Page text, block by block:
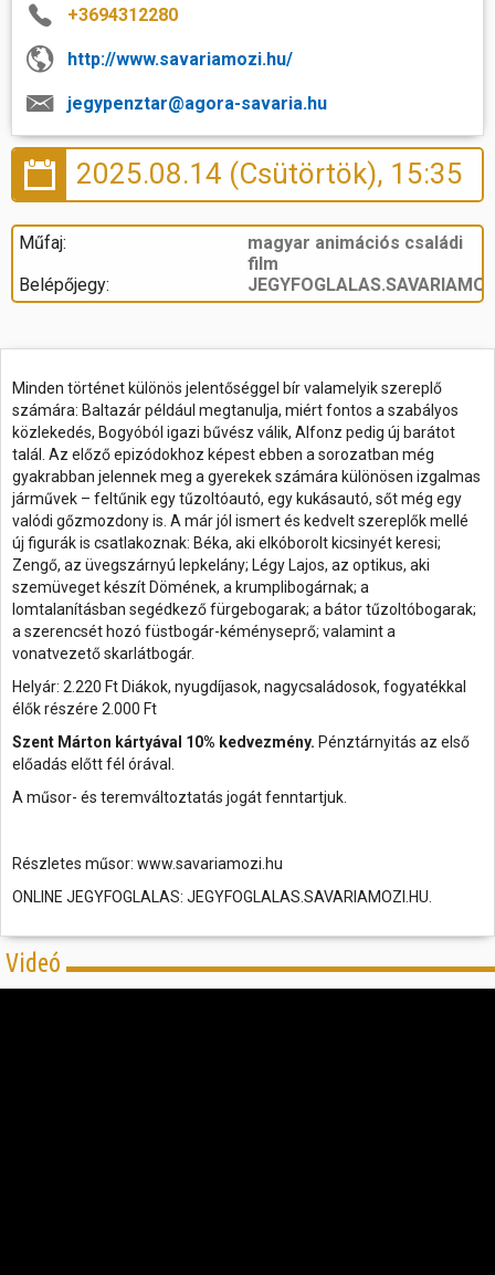
+3694312280
http://www.savariamozi.hu/
jegypenztar@agora-savaria.hu
2025.08.14 (Csütörtök), 15:35
Műfaj:
magyar animációs családi
film
Belépőjegy:
Minden történet különös jelentőséggel bír valamelyik szereplő
számára: Baltazár például megtanulja, miért fontos a szabályos
közlekedés, Bogyóból igazi bűvész válik, Alfonz pedig új barátot
talál. Az előző epizódokhoz képest ebben a sorozatban még
gyakrabban jelennek meg a gyerekek számára különösen izgalmas
járművek – feltűnik egy tűzoltóautó, egy kukásautó, sőt még egy
valódi gőzmozdony is. A már jól ismert és kedvelt szereplők mellé
új figurák is csatlakoznak: Béka, aki elkóborolt kicsinyét keresi;
Zengő, az üvegszárnyú lepkelány; Légy Lajos, az optikus, aki
szemüveget készít Dömének, a krumplibogárnak; a
lomtalanításban segédkező fürgebogarak; a bátor tűzoltóbogarak;
a szerencsét hozó füstbogár-kéményseprő; valamint a
vonatvezető skarlátbogár.
Helyár: 2.220 Ft Diákok, nyugdíjasok, nagycsaládosok, fogyatékkal
élők részére 2.000 Ft
Szent Márton kártyával 10% kedvezmény. Pénztárnyitás az első
előadás előtt fél órával.
A műsor- és teremváltoztatás jogát fenntartjuk.
Részletes műsor: www.savariamozi.hu
ONLINE JEGYFOGLALAS: JEGYFOGLALAS.SAVARIAMOZI.HU.
Videó